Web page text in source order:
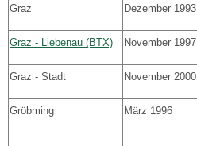
Graz Dezember 1993
Graz - Liebenau (BTX) November 1997
Graz - Stadt November 2000
Gröbming März 1996